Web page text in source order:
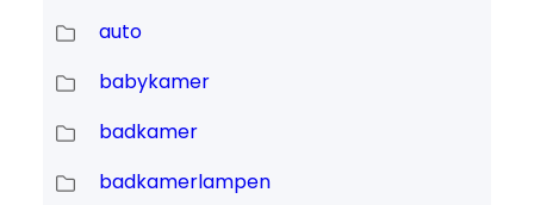
auto
babykamer
badkamer
badkamerlampen